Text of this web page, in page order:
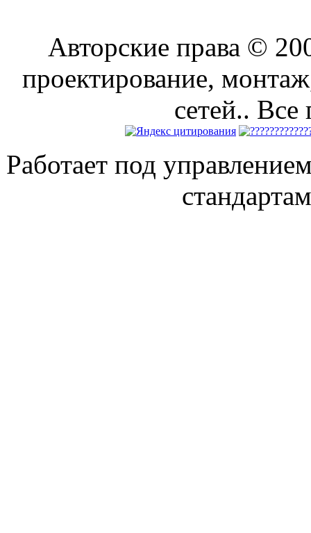
Авторские права ©
проектирование,
сетей..
Работает под